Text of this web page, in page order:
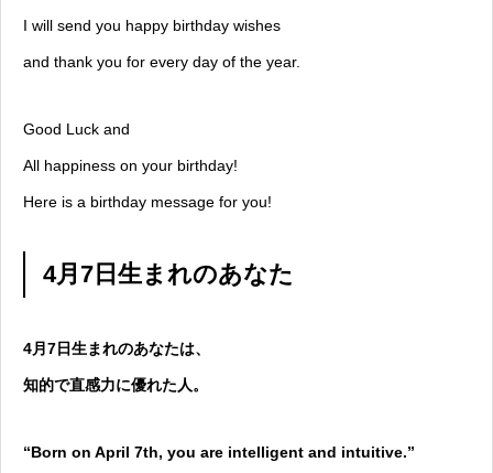
I will send you happy birthday wishes
and thank you for every day of the year.
Good Luck and
All happiness on your birthday!
Here is a birthday message for you!
4月7日生まれのあなた
4月7日生まれのあなたは、
知的で直感力に優れた人。
“Born on April 7th, you are intelligent and intuitive.”